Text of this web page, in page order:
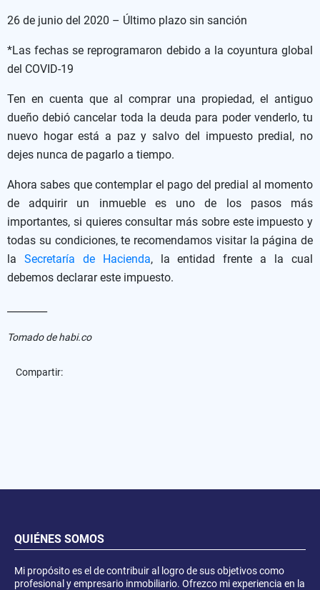
26 de junio del 2020 – Último plazo sin sanción
*Las fechas se reprogramaron debido a la coyuntura global
del COVID-19
Ten en cuenta que al comprar una propiedad, el antiguo
dueño debió cancelar toda la deuda para poder venderlo, tu
nuevo hogar está a paz y salvo del impuesto predial, no
dejes nunca de pagarlo a tiempo.
Ahora sabes que contemplar el pago del predial al momento
de adquirir un inmueble es uno de los pasos más
importantes, si quieres consultar más sobre este impuesto y
todas su condiciones, te recomendamos visitar la página de
la Secretaría de Hacienda, la entidad frente a la cual
debemos declarar este impuesto.
Tomado de habi.co
Compartir:
QUIÉNES SOMOS
Mi propósito es el de contribuir al logro de sus objetivos como
profesional y empresario inmobiliario. Ofrezco mi experiencia en la